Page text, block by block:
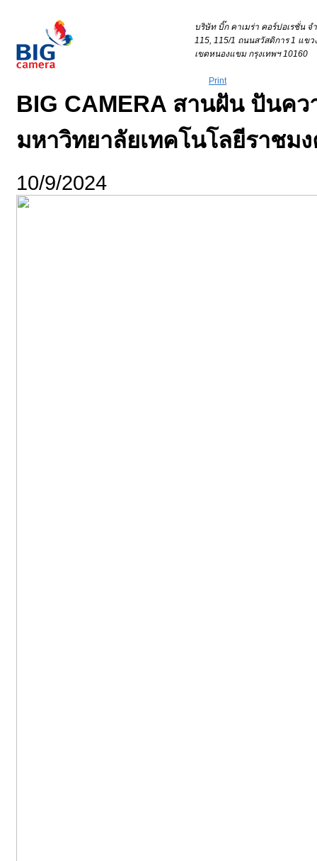
บริษัท บิ๊ก คาเมร่า คอร์ปอเรชั่น
115, 115/1 ถนนสวัสดิการ 1 แข
เขตหนองแขม กรุงเทพฯ 10160
Print
BIG CAMERA สานฝัน ปันค
มหาวิทยาลัยเทคโนโลยีราชม
10/9/2024